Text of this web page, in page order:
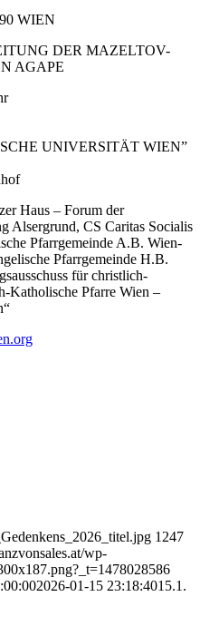
WIEN
DER MAZELTOV-
AGAPE
UNIVERSITÄT WIEN”
Haus – Forum der
Alsergrund, CS Caritas Socialis
Pfarrgemeinde A.B. Wien-
Pfarrgemeinde H.B.
für christlich-
Katholische Pfarre Wien –
1247
wp-
2026-01-15 23:18:4015.1.